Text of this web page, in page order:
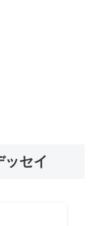
ッセイ